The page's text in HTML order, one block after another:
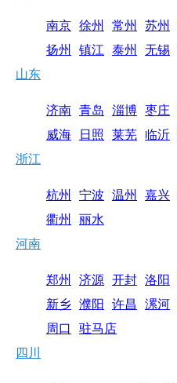
南京 徐州 常州 苏州
扬州
镇江 泰州 无锡
山东
济南 青岛 淄博 枣庄
威海
日照 莱芜 临沂
浙江
杭州 宁波 温州 嘉兴
衢州
丽水
河南
郑州 济源 开封 洛阳
新乡 濮阳 许昌 漯河
周口
驻马店
四川